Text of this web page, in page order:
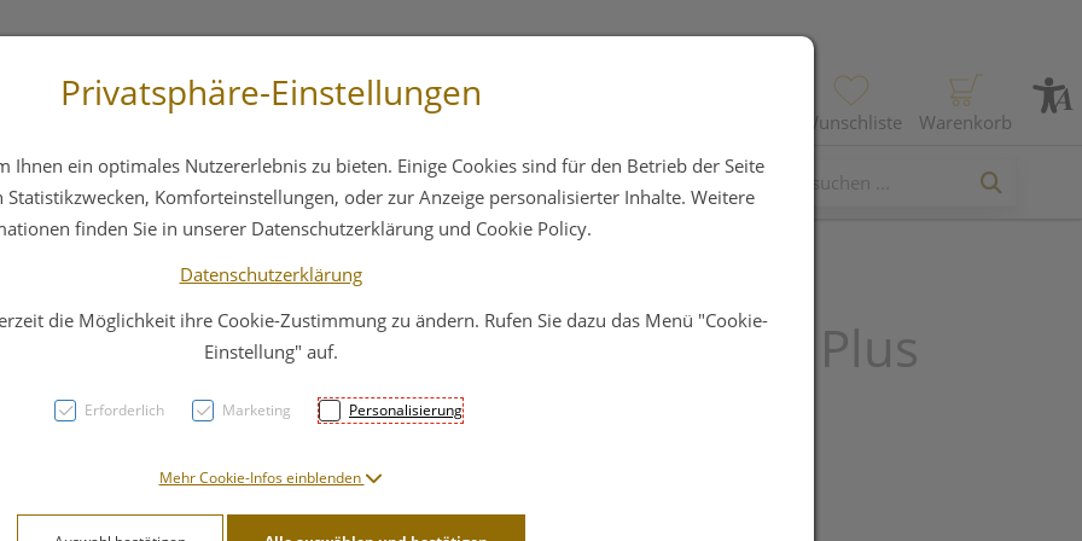
Wunschliste Warenkorb
Hautpflege Familie Nahrungsergänzung
Neostrata 15 Gel Plus
125ml
56,71 EUR
Privatsphäre-Einstellungen
Ihnen ein optimales Nutzererlebnis zu bieten. Einige Cookies sind für den Betrieb der Seite
Komforteinstellungen, oder zur Anzeige personalisierter Inhalte. Weitere
finden Sie in unserer Datenschutzerklärung und Cookie Policy.
Datenschutzerklärung
die Möglichkeit ihre Cookie-Zustimmung zu ändern. Rufen Sie dazu das Menü "Cookie-
Einstellung" auf.
Erforderlich Marketing Personalisierung
Mehr Cookie-Infos einblenden